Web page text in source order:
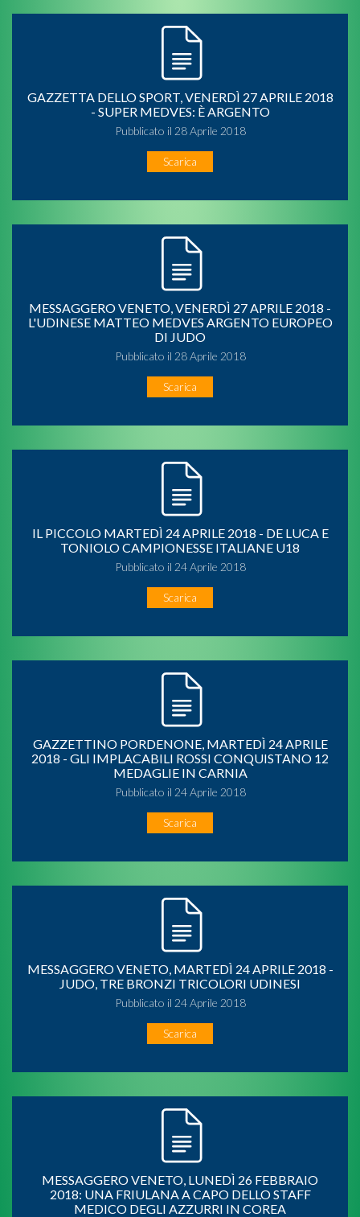
GAZZETTA DELLO SPORT, VENERDÌ 27 APRILE 2018
- SUPER MEDVES: È ARGENTO
Pubblicato il 28 Aprile 2018
Scarica
MESSAGGERO VENETO, VENERDÌ 27 APRILE 2018 -
L'UDINESE MATTEO MEDVES ARGENTO EUROPEO
DI JUDO
Pubblicato il 28 Aprile 2018
Scarica
IL PICCOLO MARTEDÌ 24 APRILE 2018 - DE LUCA E
TONIOLO CAMPIONESSE ITALIANE U18
Pubblicato il 24 Aprile 2018
Scarica
GAZZETTINO PORDENONE, MARTEDÌ 24 APRILE
2018 - GLI IMPLACABILI ROSSI CONQUISTANO 12
MEDAGLIE IN CARNIA
Pubblicato il 24 Aprile 2018
Scarica
MESSAGGERO VENETO, MARTEDÌ 24 APRILE 2018 -
JUDO, TRE BRONZI TRICOLORI UDINESI
Pubblicato il 24 Aprile 2018
Scarica
MESSAGGERO VENETO, LUNEDÌ 26 FEBBRAIO
2018: UNA FRIULANA A CAPO DELLO STAFF
MEDICO DEGLI AZZURRI IN COREA